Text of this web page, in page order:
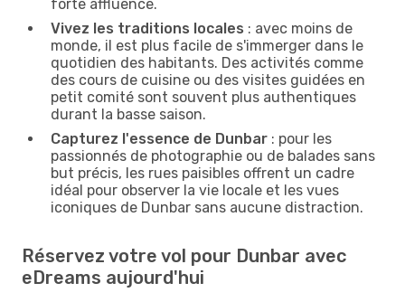
forte affluence.
Vivez les traditions locales : avec moins de
monde, il est plus facile de s'immerger dans le
quotidien des habitants. Des activités comme
des cours de cuisine ou des visites guidées en
petit comité sont souvent plus authentiques
durant la basse saison.
Capturez l'essence de Dunbar : pour les
passionnés de photographie ou de balades sans
but précis, les rues paisibles offrent un cadre
idéal pour observer la vie locale et les vues
iconiques de Dunbar sans aucune distraction.
Réservez votre vol pour Dunbar avec
eDreams aujourd'hui